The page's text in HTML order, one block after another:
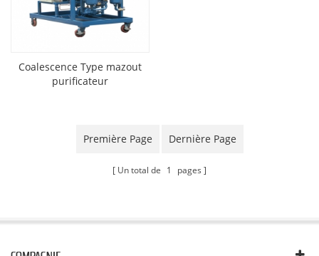
Coalescence Type mazout
purificateur
Première Page Dernière Page
Un total de 1 pages